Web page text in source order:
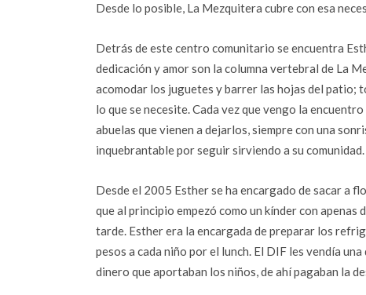
Desde lo posible, La Mezquitera cubre con esa
Detrás de este centro comunitario se encuentra
dedicación y amor son la columna vertebral de La
acomodar los juguetes y barrer las hojas del patio;
lo que se necesite. Cada vez que vengo la
abuelas que vienen a dejarlos, siempre con una
inquebrantable por seguir sirviendo a su comunidad.
Desde el 2005 Esther se ha encargado de sacar a
que al principio empezó como un kínder con apenas
tarde. Esther era la encargada de preparar los
pesos a cada niño por el lunch. El DIF les vendía
dinero que aportaban los niños, de ahí pagaban la